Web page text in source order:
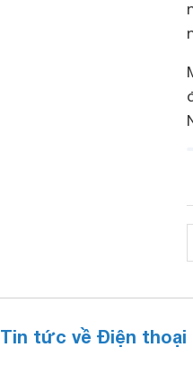
Tin tức về Điện thoại